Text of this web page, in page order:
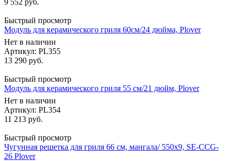
Быстрый просмотр
Модуль для керамического гриля 60см/24 дюйма, Plover
Нет в наличии
Артикул: PL355
13 290 руб.
Быстрый просмотр
Модуль для керамического гриля 55 см/21 дюйм, Plover
Нет в наличии
Артикул: PL354
11 213 руб.
Быстрый просмотр
Чугунная решетка для гриля 66 см, мангала/ 550х9, SE-CCG-
26 Plover